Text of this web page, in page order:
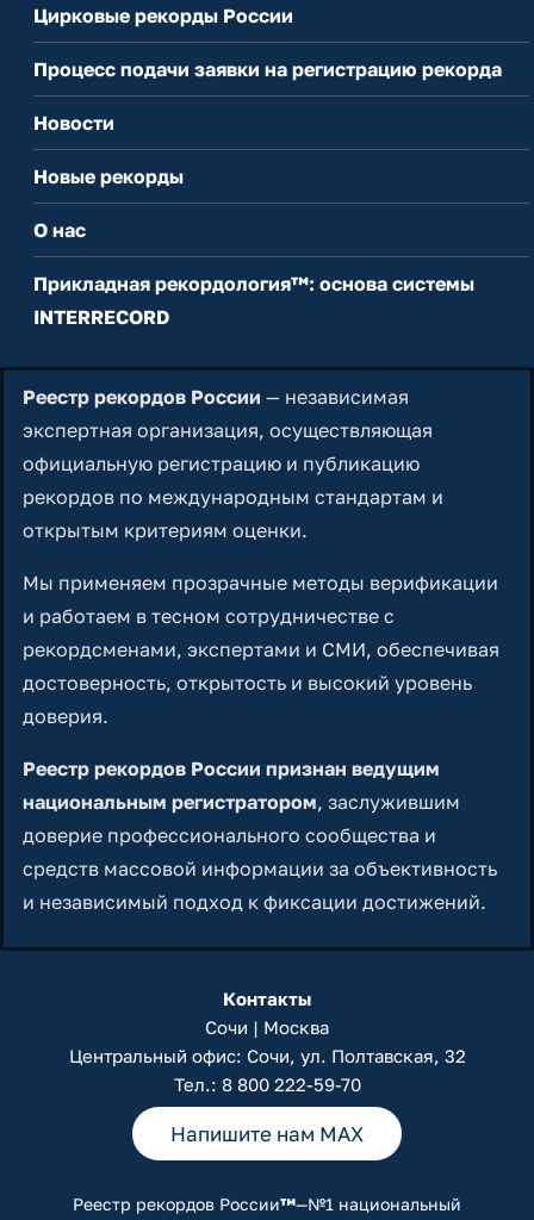
Цирковые рекорды России
Процесс подачи заявки на регистрацию рекорда
Новости
Новые рекорды
О нас
Прикладная рекордология™: основа системы
INTERRECORD
Реестр рекордов России — независимая
экспертная организация, осуществляющая
официальную регистрацию и публикацию
рекордов по международным стандартам и
открытым критериям оценки.
Мы применяем прозрачные методы верификации
и работаем в тесном сотрудничестве с
рекордсменами, экспертами и СМИ, обеспечивая
достоверность, открытость и высокий уровень
доверия.
Реестр рекордов России признан ведущим
национальным регистратором, заслужившим
доверие профессионального сообщества и
средств массовой информации за объективность
и независимый подход к фиксации достижений.
Контакты
Сочи | Москва
Центральный офис: Сочи, ул. Полтавская, 32
Тел.: 8 800 222-59-70
Напишите нам MAX
Реестр рекордов России™—№1 национальный